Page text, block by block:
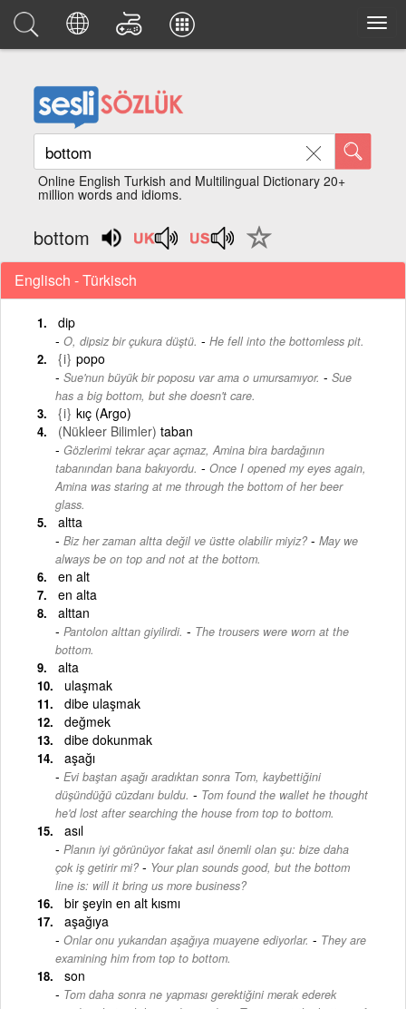
Online English Turkish and Multilingual Dictionary 20+
million words and idioms.
bottom
Englisch - Türkisch
dip
O, dipsiz bir çukura düştü. - He fell into the bottomless pit.
{i} popo
Sue'nun büyük bir poposu var ama o umursamıyor. - Sue
has a big bottom, but she doesn't care.
{i} kıç (Argo)
(Nükleer Bilimler) taban
Gözlerimi tekrar açar açmaz, Amina bira bardağının
tabanından bana bakıyordu. - Once I opened my eyes again,
Amina was staring at me through the bottom of her beer
glass.
altta
Biz her zaman altta değil ve üstte olabilir miyiz? - May we
always be on top and not at the bottom.
en alt
en alta
alttan
Pantolon alttan giyilirdi. - The trousers were worn at the
bottom.
alta
ulaşmak
dibe ulaşmak
değmek
dibe dokunmak
aşağı
Evi baştan aşağı aradıktan sonra Tom, kaybettiğini
düşündüğü cüzdanı buldu. - Tom found the wallet he thought
he'd lost after searching the house from top to bottom.
asıl
Planın iyi görünüyor fakat asıl önemli olan şu: bize daha
çok iş getirir mi? - Your plan sounds good, but the bottom
line is: will it bring us more business?
bir şeyin en alt kısmı
aşağıya
Onlar onu yukarıdan aşağıya muayene ediyorlar. - They are
examining him from top to bottom.
son
Tom daha sonra ne yapması gerektiğini merak ederek